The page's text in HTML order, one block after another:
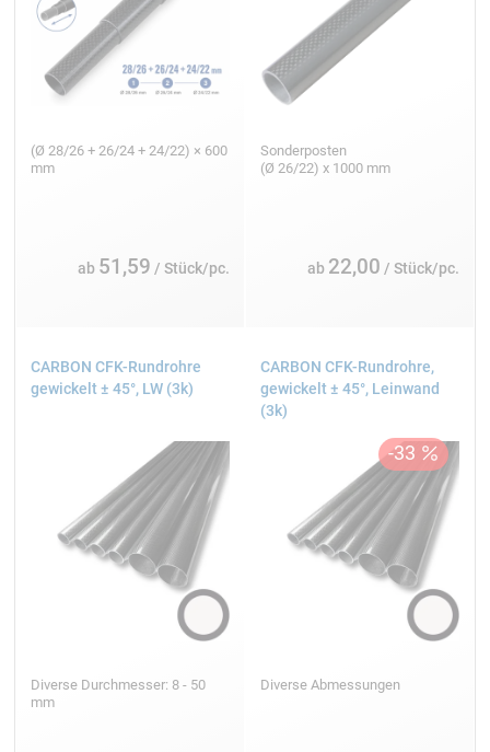
(Ø 28/26 + 26/24 + 24/22) × 600
mm
ab 51,59 / Stück/pc.
Sonderposten
(Ø 26/22) x 1000 mm
ab 22,00 / Stück/pc.
CARBON CFK-Rundrohre
gewickelt ± 45°, LW (3k)
Diverse Durchmesser: 8 - 50
mm
CARBON CFK-Rundrohre,
gewickelt ± 45°, Leinwand
(3k)
Diverse Abmessungen